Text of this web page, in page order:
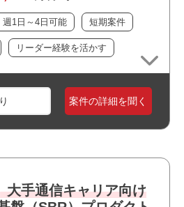
週1日～4日可能 短期案件
リーダー経験を活かす
案件の詳細を聞く
大手通信キャリア向け
ト
能です
アクセス良好です
適な環境です
施設が多くランチにも便利です
す
活躍しています
おける企画〜リリース〜改善まで